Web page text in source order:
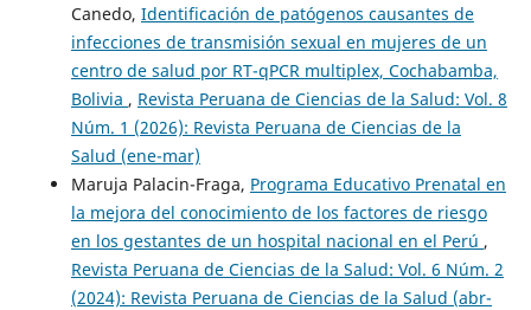
Canedo, Identificación de patógenos causantes de
infecciones de transmisión sexual en mujeres de un
centro de salud por RT-qPCR multiplex, Cochabamba,
Bolivia , Revista Peruana de Ciencias de la Salud: Vol. 8
Núm. 1 (2026): Revista Peruana de Ciencias de la
Salud (ene-mar)
Maruja Palacin-Fraga, Programa Educativo Prenatal en
la mejora del conocimiento de los factores de riesgo
en los gestantes de un hospital nacional en el Perú ,
Revista Peruana de Ciencias de la Salud: Vol. 6 Núm. 2
(2024): Revista Peruana de Ciencias de la Salud (abr-